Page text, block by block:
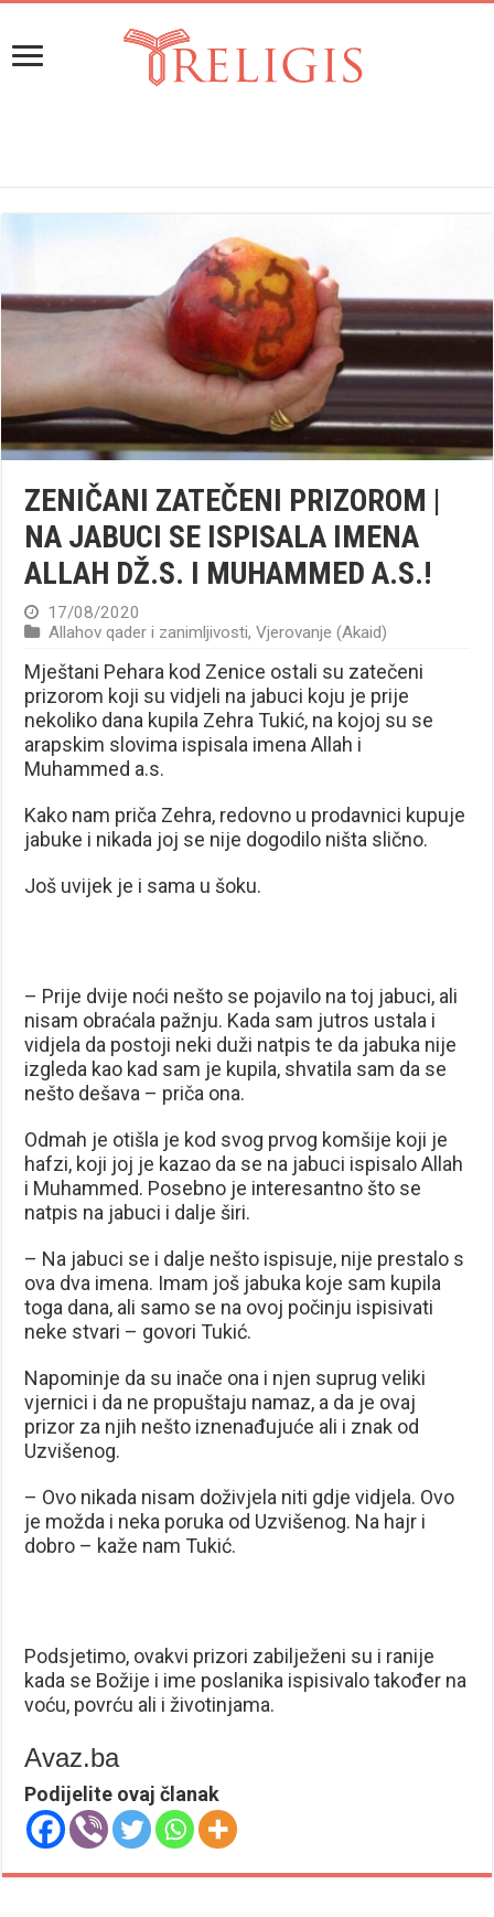
ZENIČANI ZATEČENI PRIZOROM |
NA JABUCI SE ISPISALA IMENA
ALLAH DŽ.S. I MUHAMMED A.S.!
17/08/2020
Allahov qader i zanimljivosti,Vjerovanje (Akaid)
Mještani Pehara kod Zenice ostali su zatečeni
prizorom koji su vidjeli na jabuci koju je prije
nekoliko dana kupila Zehra Tukić, na kojoj su se
arapskim slovima ispisala imena Allah i
Muhammed a.s.
Kako nam priča Zehra, redovno u prodavnici kupuje
jabuke i nikada joj se nije dogodilo ništa slično.
Još uvijek je i sama u šoku.
– Prije dvije noći nešto se pojavilo na toj jabuci, ali
nisam obraćala pažnju. Kada sam jutros ustala i
vidjela da postoji neki duži natpis te da jabuka nije
izgleda kao kad sam je kupila, shvatila sam da se
nešto dešava – priča ona.
Odmah je otišla je kod svog prvog komšije koji je
hafzi, koji joj je kazao da se na jabuci ispisalo Allah
i Muhammed. Posebno je interesantno što se
natpis na jabuci i dalje širi.
– Na jabuci se i dalje nešto ispisuje, nije prestalo s
ova dva imena. Imam još jabuka koje sam kupila
toga dana, ali samo se na ovoj počinju ispisivati
neke stvari – govori Tukić.
Napominje da su inače ona i njen suprug veliki
vjernici i da ne propuštaju namaz, a da je ovaj
prizor za njih nešto iznenađujuće ali i znak od
Uzvišenog.
– Ovo nikada nisam doživjela niti gdje vidjela. Ovo
je možda i neka poruka od Uzvišenog. Na hajr i
dobro – kaže nam Tukić.
Podsjetimo, ovakvi prizori zabilježeni su i ranije
kada se Božije i ime poslanika ispisivalo također na
voću, povrću ali i životinjama.
Avaz.ba
Podijelite ovaj članak